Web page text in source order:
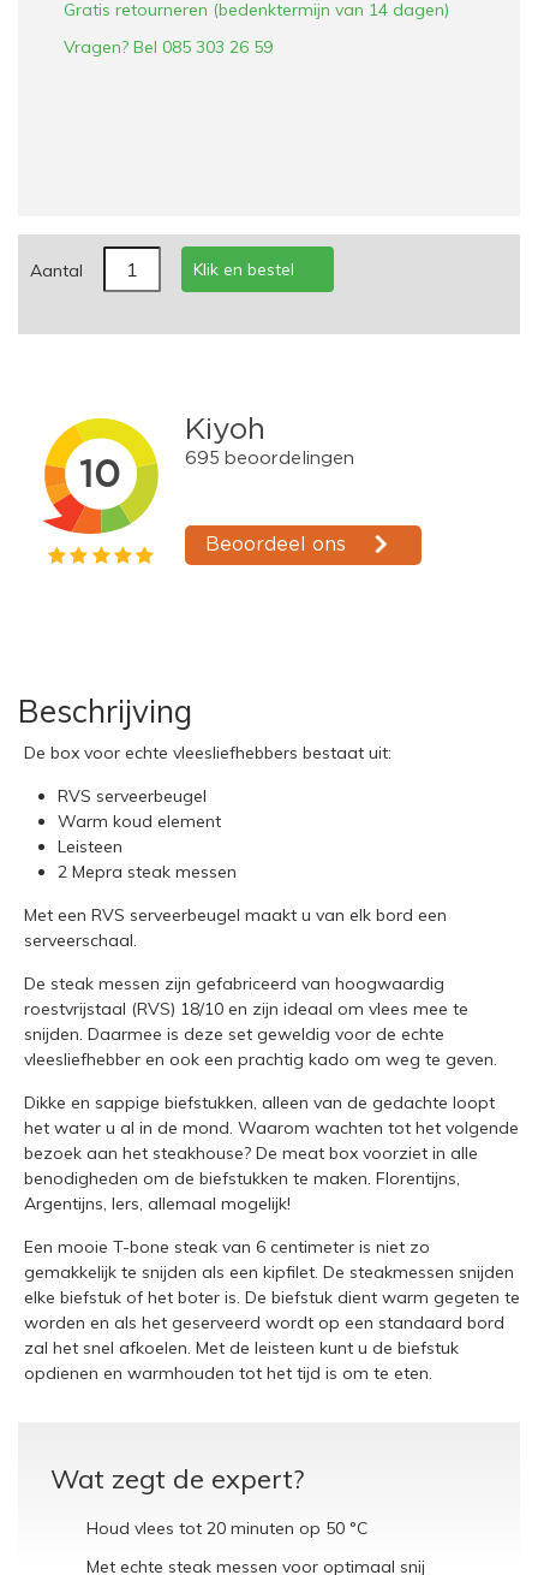
Gratis retourneren (bedenktermijn van 14 dagen)
Vragen? Bel 085 303 26 59
Aantal Klik en bestel
Beschrijving
De box voor echte vleesliefhebbers bestaat uit:
RVS serveerbeugel
Warm koud element
Leisteen
2 Mepra steak messen
Met een RVS serveerbeugel maakt u van elk bord een
serveerschaal.
De steak messen zijn gefabriceerd van hoogwaardig
roestvrijstaal (RVS) 18/10 en zijn ideaal om vlees mee te
snijden. Daarmee is deze set geweldig voor de echte
vleesliefhebber en ook een prachtig kado om weg te geven.
Dikke en sappige biefstukken, alleen van de gedachte loopt
het water u al in de mond. Waarom wachten tot het volgende
bezoek aan het steakhouse? De meat box voorziet in alle
benodigheden om de biefstukken te maken. Florentijns,
Argentijns, Iers, allemaal mogelijk!
Een mooie T-bone steak van 6 centimeter is niet zo
gemakkelijk te snijden als een kipfilet. De steakmessen snijden
elke biefstuk of het boter is. De biefstuk dient warm gegeten te
worden en als het geserveerd wordt op een standaard bord
zal het snel afkoelen. Met de leisteen kunt u de biefstuk
opdienen en warmhouden tot het tijd is om te eten.
Wat zegt de expert?
Houd vlees tot 20 minuten op 50 °C
Met echte steak messen voor optimaal snij